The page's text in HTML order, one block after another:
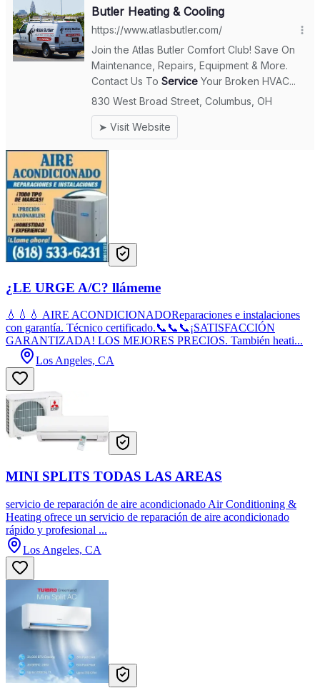
¿LE URGE A/C? llámeme
💧💧💧 AIRE ACONDICIONADOReparaciones e instalaciones
con garantía. Técnico certificado.📞📞📞¡SATISFACCIÓN
GARANTIZADA! LOS MEJORES PRECIOS. También heati...
Los Angeles, CA
MINI SPLITS TODAS LAS AREAS
servicio de reparación de aire acondicionado Air Conditioning &
Heating ofrece un servicio de reparación de aire acondicionado
rápido y profesional ...
Los Angeles, CA